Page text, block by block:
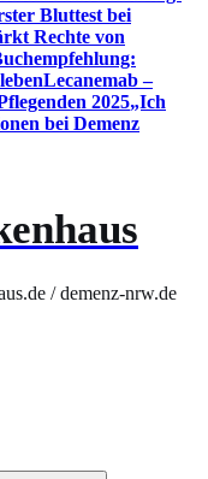
Bluttest bei
Rechte von
Lecanemab –
2025„Ich
bei Demenz
/ demenz-nrw.de